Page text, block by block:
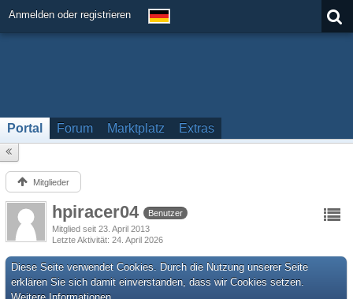
Anmelden oder registrieren
Portal Forum Marktplatz Extras
Mitglieder
hpiracer04
Benutzer
Mitglied seit 23. April 2013
Letzte Aktivität 24. April 2026
Diese Seite verwendet Cookies. Durch die Nutzung unserer Seite
erklären Sie sich damit einverstanden, dass wir Cookies setzen.